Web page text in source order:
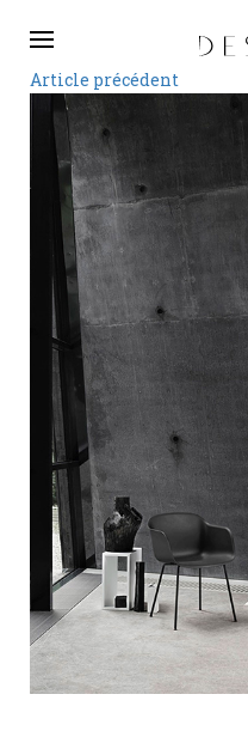
Article précédent